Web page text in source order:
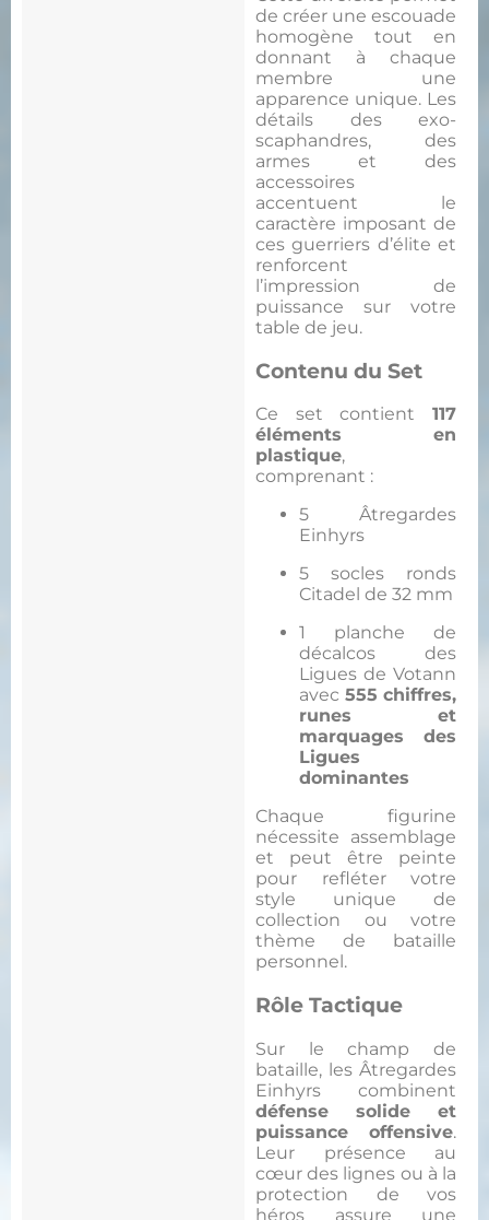
de créer une escouade
homogène tout en
donnant à chaque
membre une
apparence unique. Les
détails des exo-
scaphandres, des
armes et des
accessoires
accentuent le
caractère imposant de
ces guerriers d’élite et
renforcent
l’impression de
puissance sur votre
table de jeu.
Contenu du Set
Ce set contient 117
éléments en
plastique,
comprenant :
5 Âtregardes
Einhyrs
5 socles ronds
Citadel de 32 mm
1 planche de
décalcos des
Ligues de Votann
avec 555 chiffres,
runes et
marquages des
Ligues
dominantes
Chaque figurine
nécessite assemblage
et peut être peinte
pour refléter votre
style unique de
collection ou votre
thème de bataille
personnel.
Rôle Tactique
Sur le champ de
bataille, les Âtregardes
Einhyrs combinent
défense solide et
puissance offensive.
Leur présence au
cœur des lignes ou à la
protection de vos
héros assure une